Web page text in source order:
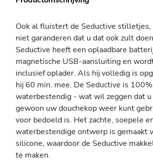
Ook al fluistert de Seductive stilletjes,
niet garanderen dat u dat ook zult
Seductive heeft een oplaadbare
magnetische USB-aansluiting en
inclusief oplader. Als hij volledig is
hij 60 min. mee. De Seductive is 100%
waterbestendig - wat wil zeggen dat u
gewoon uw douchekop weer kunt
voor bedoeld is. Het zachte, soepele
waterbestendige ontwerp is gemaakt
silicone, waardoor de Seductive
te maken.